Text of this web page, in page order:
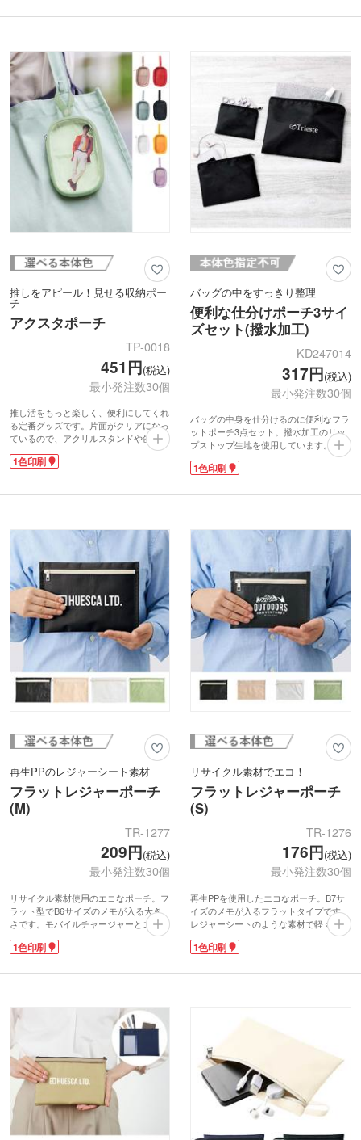
ルなデザインで性別問わず使いやすく、
1色印刷かフルカラー印刷が可能。ブラ
ンドロゴをいれて化粧品購入の特典や、
ホテルの宿泊者特典におすすめです。
を分けて収納できるのも嬉しいポイント
上品なデザインで、大人の女性にもぴっ
たり。表面にはショップのロゴを1色印
刷できるので、ノベルティや販促品にも
おすすめです。お手頃価格で気軽に配布
しやすいのも魅力！普段使いに便利なポ
ーチを、オリジナルデザインでお届けし
ませんか？
推しをアピール！見せる収納ポー
チ
アクスタポーチ
TP-0018
451円(税込)
最小発注数30個
推し活をもっと楽しく、便利にしてくれ
る定番グッズです。片面がクリアになっ
ているので、アクリルスタンドや缶バッ
ジなどを入れて推しをアピールできま
す。バッグに取り付けられるストラップ
クリア面か布面にロゴやアーティスト名
を1色印刷できます。ライブやイベント
などの物販品、グッズショップのノベル
ティなどにぴったり！ファンが喜ぶ推し
活アイテムが制作できます。
1色印刷
バッグの中をすっきり整理
便利な仕分けポーチ3サイ
ズセット(撥水加工)
KD247014
317円(税込)
最小発注数30個
バッグの中身を仕分けるのに便利なフラ
ットポーチ3点セット。撥水加工のリッ
プストップ生地を使用しています。Sサ
イズはお薬やリップ等小物を入れるのに
ぴったり。Mサイズはガジェットケース
使いやすいサイズです。使わない時はL
表面に名入れ印刷が可能です。ロゴを入
れて旅行の申し込み特典やジムの契約特
典などにいかがでしょうか。
1色印刷
再生PPのレジャーシート素材
フラットレジャーポーチ
(M)
TR-1277
209円(税込)
最小発注数30個
リサイクル素材使用のエコなポーチ。フ
ラット型でB6サイズのメモが入る大き
さです。モバイルチャージャーとコード
を入れてガジェットポーチにしたり、ペ
ンやメモなど文房具をまとめるのに最
強いので、バスグッズを入れて旅行用ポ
ングがおしゃれなアイテムです。ロゴを
印刷するだけで一味違うノベルティが制
1色印刷
リサイクル素材でエコ！
フラットレジャーポーチ
(S)
TR-1276
176円(税込)
最小発注数30個
再生PPを使用したエコなポーチ。B7サ
イズのメモが入るフラットタイプです。
レジャーシートのような素材で軽くて水
に強いのが特徴。ポケットティッシュと
一緒にリップや目薬を入れたり、筆記用
を入れるのに最適です。
1色印刷